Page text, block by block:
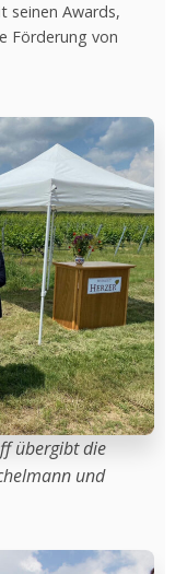
seinen Awards,
Förderung von
übergibt die
und